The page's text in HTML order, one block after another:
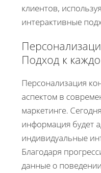
клиентов,
интерактивные
Подход к
Персонализация
аспектом в
маркетинге.
информация будет
индивидуальные
Благодаря
данные о